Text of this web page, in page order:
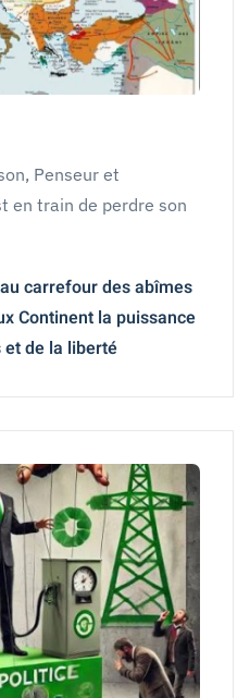
Penseur et
en train de perdre son
carrefour des abîmes
Continent la puissance
et de la liberté